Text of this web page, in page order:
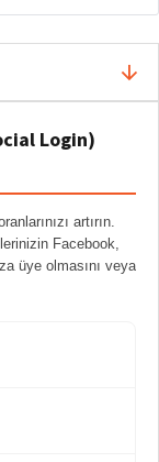
Login)
artırın.
Facebook,
üye olmasını veya